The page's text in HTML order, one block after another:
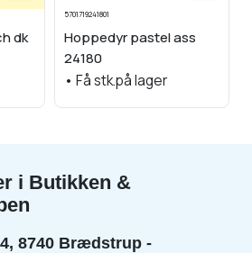
dk
5701719241801
Hoppedyr pastel ass
24180
• Få stk.på lager
i Butikken &
8740 Brædstrup -